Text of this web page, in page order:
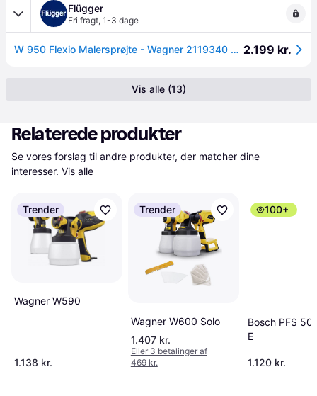
Flügger
Fri fragt, 1-3 dage
W 950 Flexio Malersprøjte - Wagner 2119340 Wagner W 950 Flexio | 1 stk. 2.199 kr.
Vis alle (13)
Relaterede produkter
Se vores forslag til andre produkter, der matcher dine
interesser. Vis alle
Trender
Wagner W590
1.138 kr.
Trender
Wagner W600 Solo
1.407 kr.
Eller 3 betalinger af
469 kr.
100+
Bosch PFS
E
1.120 kr.